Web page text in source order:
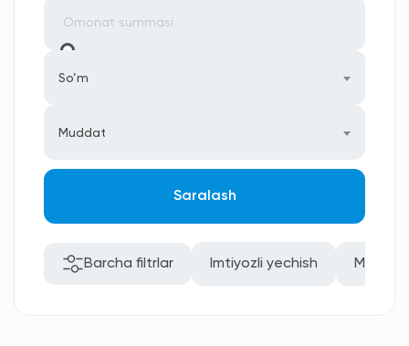
So’m
Muddat
Saralash
Barcha filtrlar Imtiyozli yechish